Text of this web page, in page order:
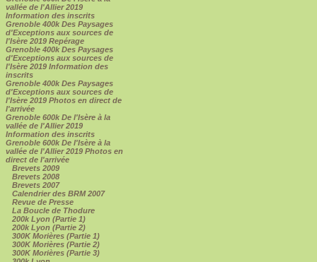
vallée de l'Allier 2019
Information des inscrits
Grenoble 400k Des Paysages
d'Exceptions aux sources de
l'Isère 2019 Repérage
Grenoble 400k Des Paysages
d'Exceptions aux sources de
l'Isère 2019 Information des
inscrits
Grenoble 400k Des Paysages
d'Exceptions aux sources de
l'Isère 2019 Photos en direct de
l'arrivée
Grenoble 600k De l'Isère à la
vallée de l'Allier 2019
Information des inscrits
Grenoble 600k De l'Isère à la
vallée de l'Allier 2019 Photos en
direct de l'arrivée
Brevets 2009
Brevets 2008
Brevets 2007
Calendrier des BRM 2007
Revue de Presse
La Boucle de Thodure
200k Lyon (Partie 1)
200k Lyon (Partie 2)
300K Morières (Partie 1)
300K Morières (Partie 2)
300K Morières (Partie 3)